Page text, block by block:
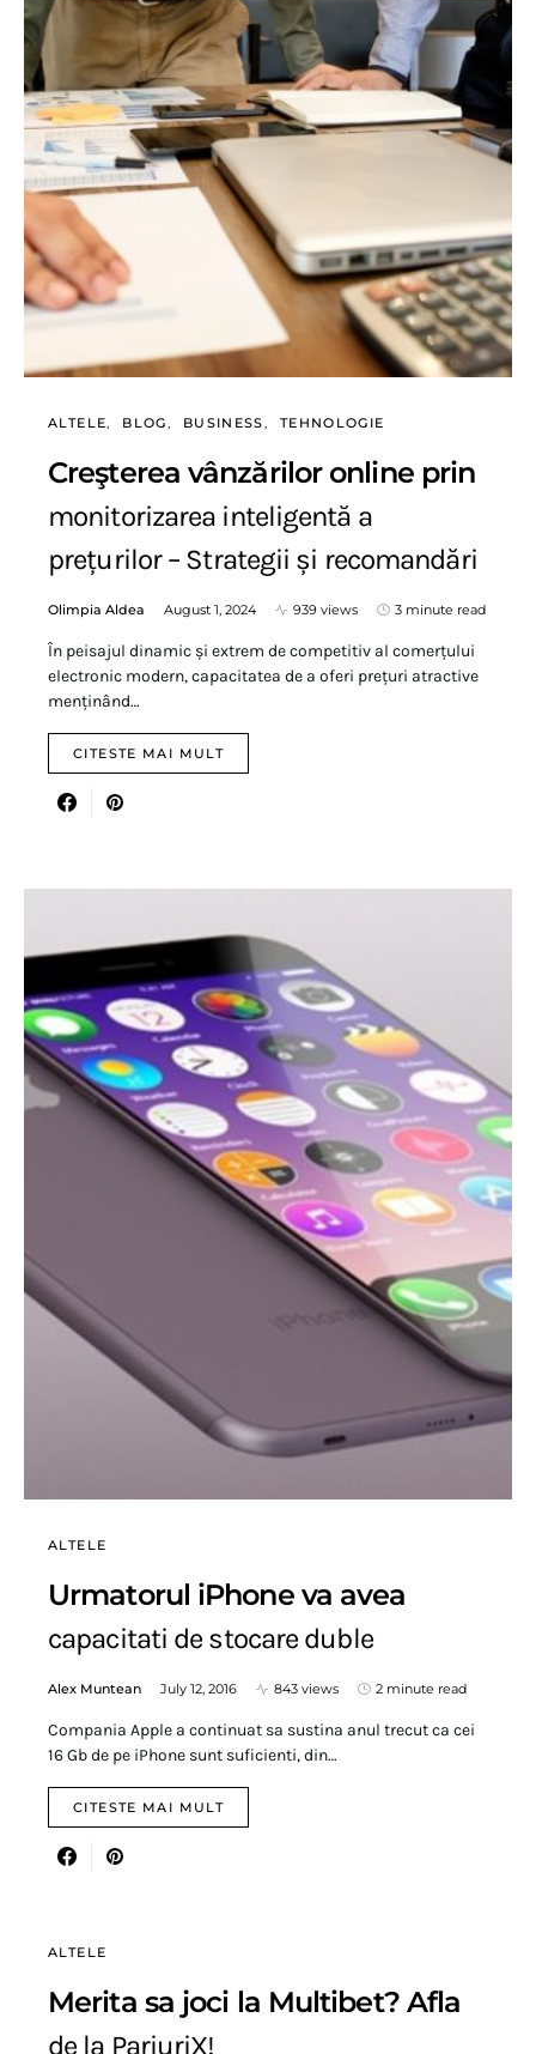
ALTELE BLOG BUSINESS TEHNOLOGIE
Creşterea vânzărilor online prin
monitorizarea inteligentă a
prețurilor – Strategii și recomandări
Olimpia Aldea August 1, 2024 939 views 3 minute read
În peisajul dinamic și extrem de competitiv al comerțului
electronic modern, capacitatea de a oferi prețuri atractive
menținând…
CITESTE MAI MULT
ALTELE
Urmatorul iPhone va avea
capacitati de stocare duble
Alex Muntean July 12, 2016 843 views 2 minute read
Compania Apple a continuat sa sustina anul trecut ca cei
16 Gb de pe iPhone sunt suficienti, din…
CITESTE MAI MULT
ALTELE
Merita sa joci la Multibet? Afla
de la PariuriX!